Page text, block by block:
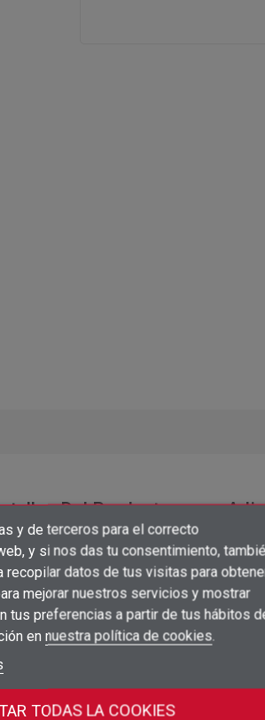
la lista de deseos×
add_circle_outline
Crear nueva lista
de deseos ×
lista de deseos
Crear lista de deseos
×
guardar productos en su lista de deseos.
y de terceros para el correcto
y si nos das tu consentimiento,
datos de tus visitas para
mejorar nuestros servicios y mostrar
tus preferencias a partir de tus hábitos
en nuestra política de cookies.
TODAS LA COOKIES
Del Producto